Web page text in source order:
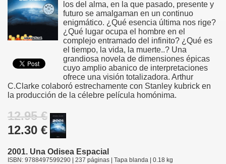
los del alma, en la que pasado, presente y
futuro se amalgaman en un continuo
enigmático. ¿Qué esencia última nos rige?
¿Qué lugar ocupa el hombre en el
complejo entramado del infinito? ¿Qué es
el tiempo, la vida, la muerte..? Una
grandiosa novela de dimensiones épicas
cuyo amplio abanico de interpretaciones
ofrece una visión totalizadora. Arthur
C.Clarke colaboró estrechamente con Stanley kubrick en
la producción de la célebre película homónima.
12.95 €
12.30 €
2001. Una Odisea Espacial
ISBN: 9788497599290 | 237 páginas | Tapa blanda | 0.18 kg